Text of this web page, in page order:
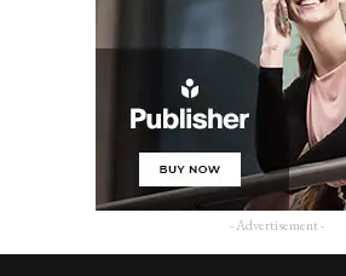
- Advertisement -